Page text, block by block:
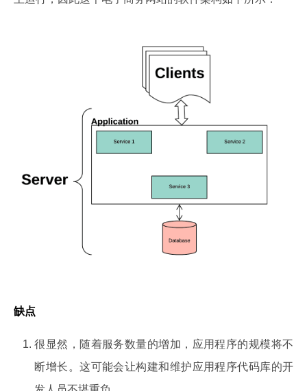
缺点
很显然，随着服务数量的增加，应用程序的规模将不
断增长。这可能会让构建和维护应用程序代码库的开